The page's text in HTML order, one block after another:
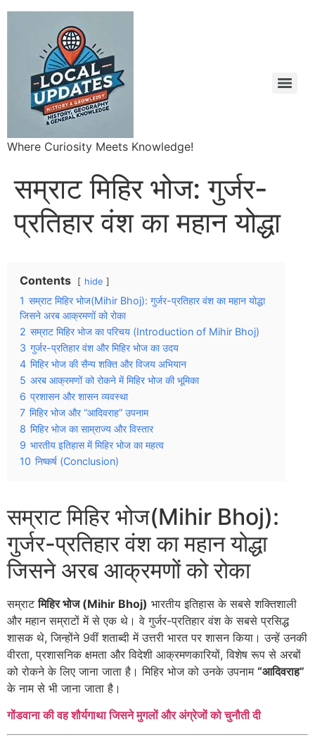
Where Curiosity Meets Knowledge!
सम्राट मिहिर भोज: गुर्जर-
प्रतिहार वंश का महान योद्धा
Contents hide
1 सम्राट मिहिर भोज(Mihir Bhoj): गुर्जर-प्रतिहार वंश का महान योद्धा
जिसने अरब आक्रमणों को रोका
2 सम्राट मिहिर भोज का परिचय (Introduction of Mihir Bhoj)
3 गुर्जर-प्रतिहार वंश और मिहिर भोज का उदय
4 मिहिर भोज की सैन्य शक्ति और विजय अभियान
5 अरब आक्रमणों को रोकने में मिहिर भोज की भूमिका
6 प्रशासन और शासन व्यवस्था
7 मिहिर भोज और “आदिवराह” उपनाम
8 मिहिर भोज का साम्राज्य और विस्तार
9 भारतीय इतिहास में मिहिर भोज का महत्व
10 निष्कर्ष (Conclusion)
सम्राट मिहिर भोज(Mihir Bhoj):
गुर्जर-प्रतिहार वंश का महान योद्धा
जिसने अरब आक्रमणों को रोका
सम्राटमिहिर भोज (Mihir Bhoj) भारतीय इतिहास के सबसे शक्तिशाली
और महान सम्राटों में से एक थे। वे गुर्जर-प्रतिहार वंश के सबसे प्रसिद्ध
शासक थे, जिन्होंने 9वीं शताब्दी में उत्तरी भारत पर शासन किया। उन्हें उनकी
वीरता, प्रशासनिक क्षमता और विदेशी आक्रमणकारियों, विशेष रूप से अरबों
को रोकने के लिए जाना जाता है। मिहिर भोज को उनके उपनाम “आदिवराह”
के नाम से भी जाना जाता है।
गोंडवाना की वह शौर्यगाथा जिसने मुगलों और अंग्रेजों को चुनौती दी